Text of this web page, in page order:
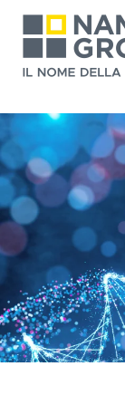
Skip to